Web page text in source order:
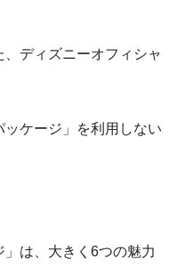
ディズニーオフィシャ
ケージ」を利用しない
は、大きく6つの魅力